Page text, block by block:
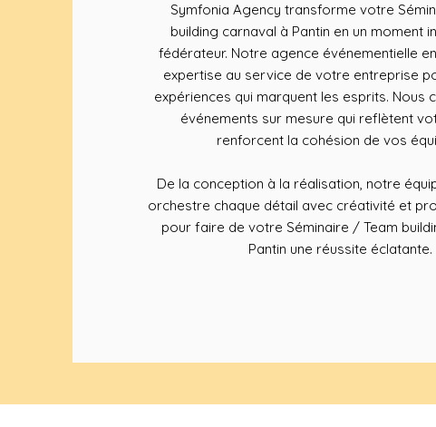
Symfonia Agency transforme votre
building carnaval à Pantin en un moment
fédérateur. Notre agence événementielle
expertise au service de votre entreprise
expériences qui marquent les esprits. Nous
événements sur mesure qui reflètent
renforcent la cohésion de vos
De la conception à la réalisation, notre
orchestre chaque détail avec créativité et
pour faire de votre Séminaire / Team
Pantin une réussite éclatante.